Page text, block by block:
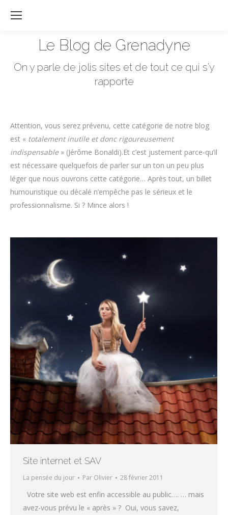
Le Blog de Grenadyne
On y parle de jolis sites et de tout ce qui s'y
rapporte
Vous êtes ici :
Attention, vous serez prévenu, cette catégorie de notre blog
est « totalement inutile et donc rigoureusement
indispensable» (Jérôme Bonaldi).Et c’est justement parce-qu’il
est nécessaire quelquefois de parler sur un ton un peu plus
léger que nous ouvrons cette catégorie… Après tout, un billet
humouristique ou décalé n’empêche pas le sérieux et le
professionnalisme. Si ? Mince alors !
Site internet et SAV
La pensée du jour Par Olivier 28 février 2011
Votre site web est enfin accessible au public…. … mais
avez-vous prévu le « après » ? Oui, vous savez,